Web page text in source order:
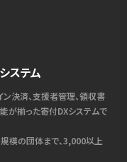
ステム
ン決済、支援者管理、領収書
が揃った寄付DXシステムで
模の団体まで、3,000以上